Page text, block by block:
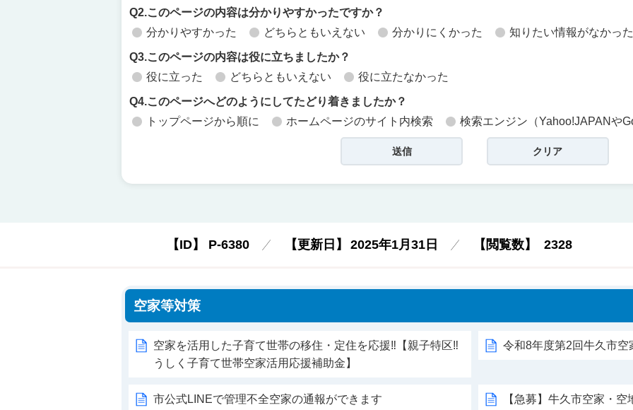
Q2.このページの内容は分かりやすかったですか？
分かりやすかった
どちらともいえない 分かりにくかった 知りたい情報がなかった
Q3.このページの内容は役に立ちましたか？
役に立った
どちらともいえない 役に立たなかった
Q4.このページへどのようにしてたどり着きましたか？
トップページから順に
ホームページのサイト内検索 検索エンジン（Yahoo!JAPANや
【ID】 P-6380 【更新日】 2025年1月31日 【閲覧数】 2328
空家等対策
空家を活用した子育て世帯の移住・定住を応援‼【親子特区‼
うしく子育て世帯空家活用応援補助金】
令和8年度第2回牛久市
市公式LINEで管理不全空家の通報ができます 【急募】牛久市空家・